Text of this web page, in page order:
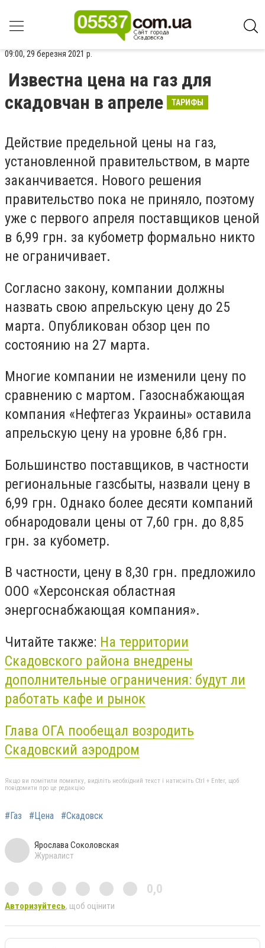
09:00, 29 березня 2021 р.
Известна цена на газ для
скадовчан в апреле
ТАРИФЫ
Действие предельной цены на газ,
установленной правительством, в марте
заканчивается. Нового решения
правительство пока не приняло, поэтому
уже с первого апреля поставщиков ценой
в 6,99 грн. за кубометр формально никто
не ограничивает.
Согласно закону, компании должны
назвать свою апрельскую цену до 25
марта. Опубликован обзор цен по
состоянию на 27 марта.
Многие компании не изменили цену по
сравнению с мартом. Газоснабжающая
компания «Нефтегаз Украины» оставила
апрельскую цену на уровне 6,86 грн.
Большинство поставщиков, в частности
региональные газсбыты, назвали цену в
6,99 грн. Однако более десяти компаний
обнародовали цены от 7,60 грн. до 8,85
грн. за кубометр.
В частности, цену в 8,30 грн. предложило
ООО «Херсонская областная
энергоснабжающая компания».
Читайте также: На территории
Скадовского района внедрены
дополнительные ограничения: будут ли
работать кафе и рынок
Глава ОГА пообещал возродить
Скадовский аэродром
Якщо ви помітили помилку, виділіть необхідний текст і натисніть Ctrl + Enter, щоб
повідомити про це редакцію
#Газ #Цена #Скадовск
Ярослава Соколовская
Журналист
0,0
Авторизуйтесь, щоб оцінити